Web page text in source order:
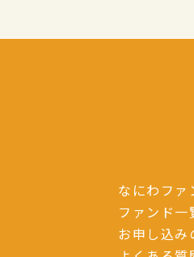
なにわファ
ファンド一
お申し込み